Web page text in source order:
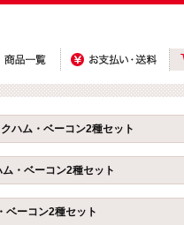
ハム・ベーコン2種セット
・ベーコン2種セット
ーコン2種セット